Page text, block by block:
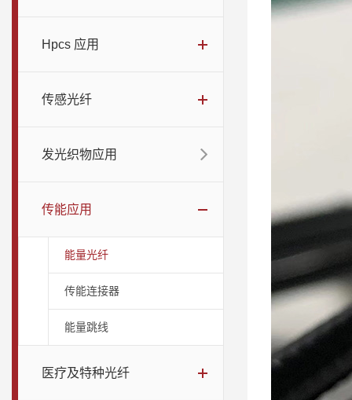
Hpcs 应用
传感光纤
发光织物应用
传能应用
能量光纤
传能连接器
能量跳线
医疗及特种光纤